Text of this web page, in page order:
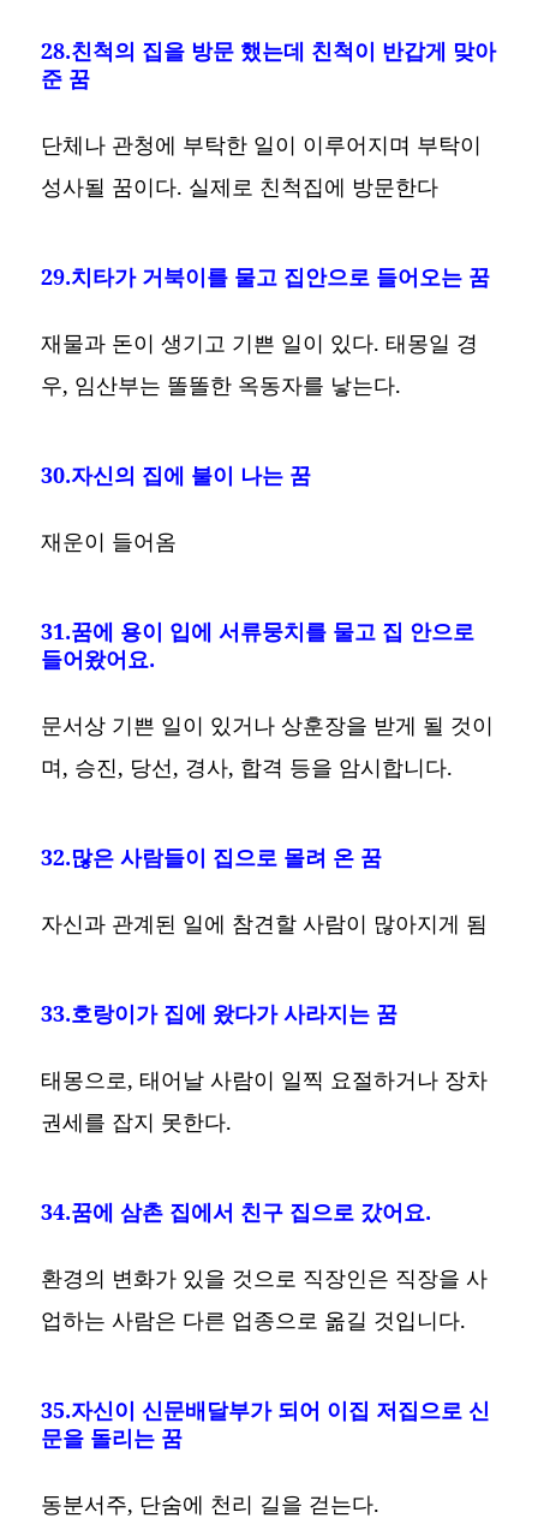
28.친척의 집을 방문 했는데 친척이 반갑게 맞아
준 꿈
단체나 관청에 부탁한 일이 이루어지며 부탁이
성사될 꿈이다. 실제로 친척집에 방문한다
29.치타가 거북이를 물고 집안으로 들어오는 꿈
재물과 돈이 생기고 기쁜 일이 있다. 태몽일 경
우, 임산부는 똘똘한 옥동자를 낳는다.
30.자신의 집에 불이 나는 꿈
재운이 들어옴
31.꿈에 용이 입에 서류뭉치를 물고 집 안으로
들어왔어요.
문서상 기쁜 일이 있거나 상훈장을 받게 될 것이
며, 승진, 당선, 경사, 합격 등을 암시합니다.
32.많은 사람들이 집으로 몰려 온 꿈
자신과 관계된 일에 참견할 사람이 많아지게 됨
33.호랑이가 집에 왔다가 사라지는 꿈
태몽으로, 태어날 사람이 일찍 요절하거나 장차
권세를 잡지 못한다.
34.꿈에 삼촌 집에서 친구 집으로 갔어요.
환경의 변화가 있을 것으로 직장인은 직장을 사
업하는 사람은 다른 업종으로 옮길 것입니다.
35.자신이 신문배달부가 되어 이집 저집으로 신
문을 돌리는 꿈
동분서주, 단숨에 천리 길을 걷는다.